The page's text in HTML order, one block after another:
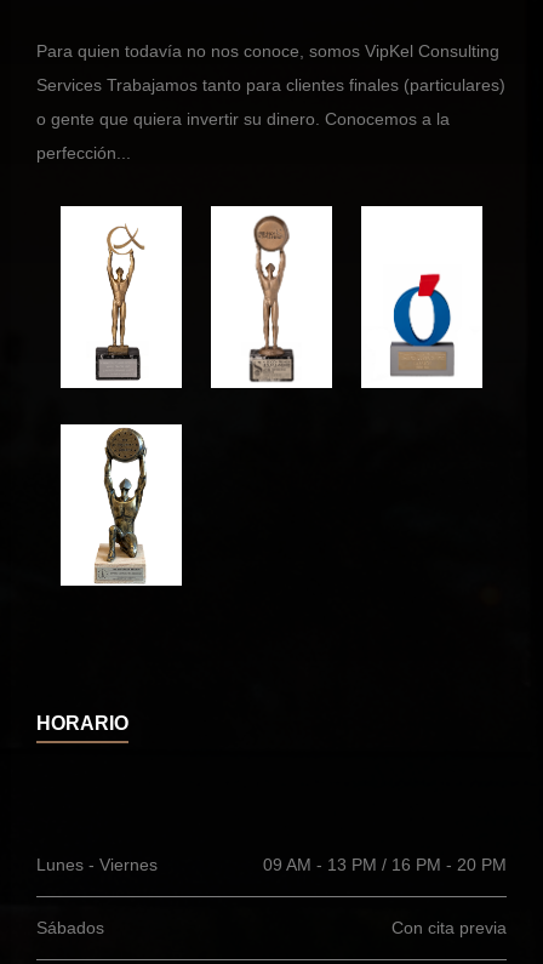
Para quien todavía no nos conoce, somos VipKel Consulting
Services Trabajamos tanto para clientes finales (particulares)
o gente que quiera invertir su dinero. Conocemos a la
perfección...
HORARIO
Lunes - Viernes 09 AM - 13 PM / 16 PM - 20 PM
Sábados Con cita previa